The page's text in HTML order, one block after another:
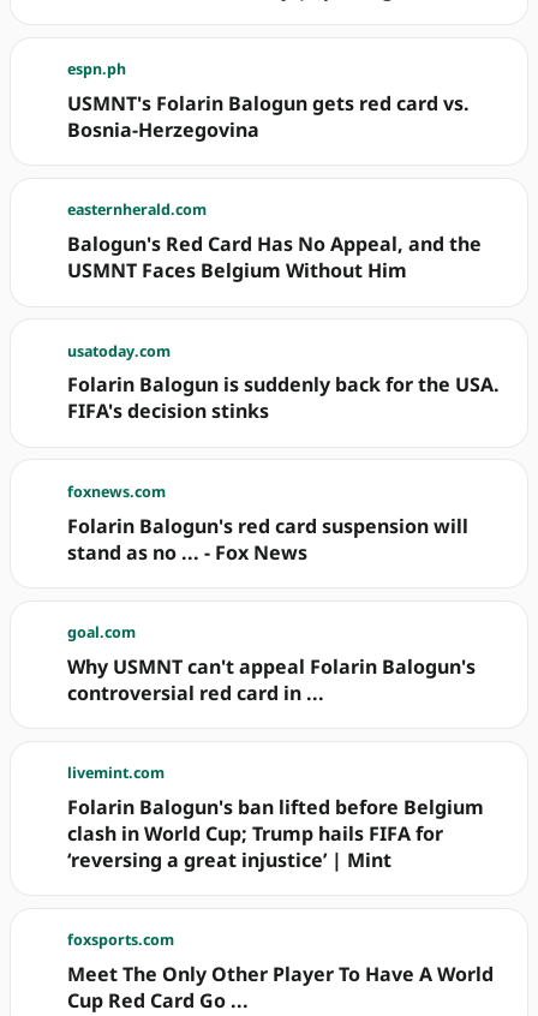
espn.ph
USMNT's Folarin Balogun gets red card vs.
Bosnia-Herzegovina
easternherald.com
Balogun's Red Card Has No Appeal, and the
USMNT Faces Belgium Without Him
usatoday.com
Folarin Balogun is suddenly back for the USA.
FIFA's decision stinks
foxnews.com
Folarin Balogun's red card suspension will
stand as no ... - Fox News
goal.com
Why USMNT can't appeal Folarin Balogun's
controversial red card in ...
livemint.com
Folarin Balogun's ban lifted before Belgium
clash in World Cup; Trump hails FIFA for
‘reversing a great injustice’ | Mint
foxsports.com
Meet The Only Other Player To Have A World
Cup Red Card Go ...